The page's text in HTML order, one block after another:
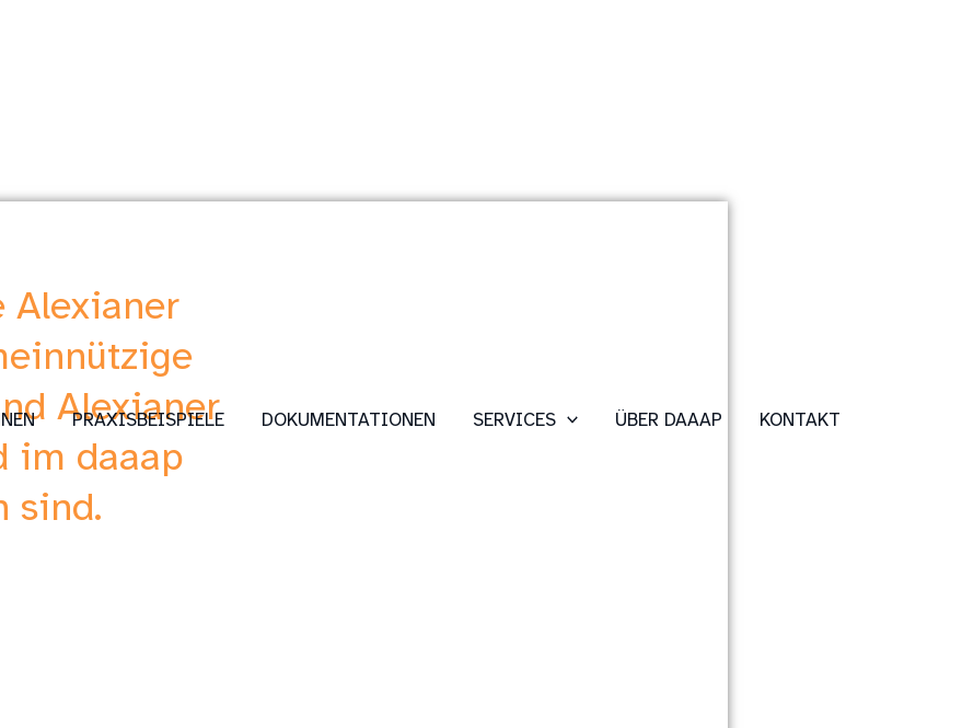
PRAXISBEISPIELE DOKUMENTATIONEN SERVICES ÜBER DAAAP KONTAKT
Alexianer
Alexianer
im daaap
sind.